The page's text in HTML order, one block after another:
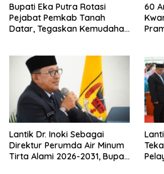
Bupati Eka Putra Rotasi
Pejabat Pemkab Tanah
Datar, Tegaskan Kemudahan
60
Lantik Dr. Inoki Sebagai
Direktur Perumda Air Minum
Tirta Alami 2026-2031, Bupati